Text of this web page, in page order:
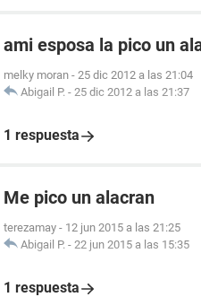
ami esposa la pico un
melky moran - 25 dic 2012 a las 21:04
Abigail P. - 25 dic 2012 a las 21:37
1 respuesta
Me pico un alacran
terezamay - 12 jun 2015 a las 21:25
Abigail P. - 22 jun 2015 a las 15:35
1 respuesta